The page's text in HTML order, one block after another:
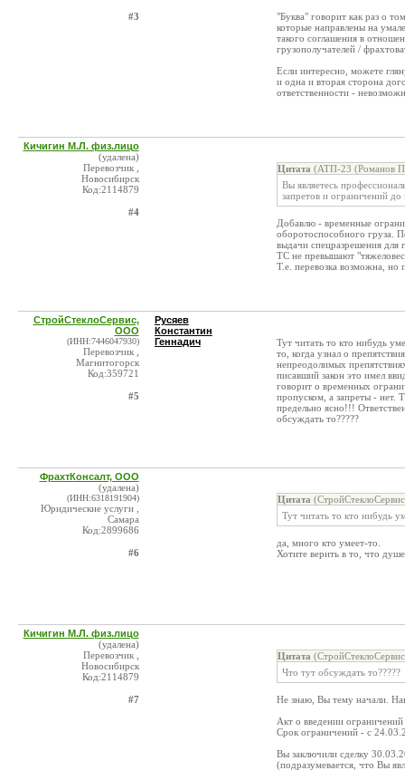
#3
"Буква" говорит как раз о
которые направлены на
такого соглашения в
грузополучателей /
Если интересно, можете
и одна и вторая сторона
ответственности -
Кичигин М.Л. физ.лицо
(удалена)
Перевозчик ,
Новосибирск
Код:2114879
#4
Цитата (АТП-23 (Романов
Вы являетесь
запретов и ограничений до
Добавлю - временные
оборотоспособного груза.
выдачи спецразрешения для
ТС не превышают
Т.е. перевозка возможна, но
СтройСтеклоСервис,
ООО
(ИНН:7446047930)
Перевозчик ,
Магнитогорск
Код:359721
#5
Русяев
Константин
Геннадич
Тут читать то кто нибудь
то, когда узнал о
непреодолимых
писавший закон это имел
говорит о временных
пропуском, а запреты - нет.
предельно ясно!!!
обсуждать то?????
ФрахтКонсалт, ООО
(удалена)
(ИНН:6318191904)
Юридические услуги ,
Самара
Код:2899686
#6
Цитата
Тут читать то кто нибудь
да, много кто умеет-то.
Хотите верить в то, что
Кичигин М.Л. физ.лицо
(удалена)
Перевозчик ,
Новосибирск
Код:2114879
#7
Цитата
Что тут обсуждать то?????
Не знаю, Вы тему начали.
Акт о введении
Срок ограничений - с
Вы заключили сделку
(подразумевается, что Вы